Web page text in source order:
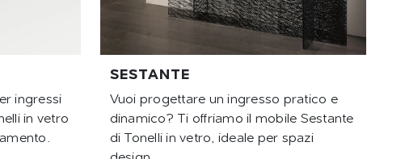
ingressi
in vetro
SESTANTE
Vuoi progettare un ingresso pratico e
dinamico? Ti offriamo il mobile Sestante
di Tonelli in vetro, ideale per spazi